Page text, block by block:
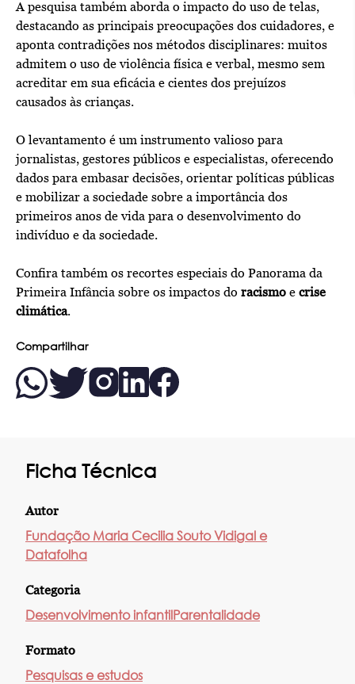
Ficha Técnica
Autor
Fundação Maria Cecilia Souto Vidigal e
Datafolha
Categoria
Desenvolvimento infantilParentalidade
Formato
Pesquisas e estudos
A pesquisa também aborda o impacto do uso de telas,
destacando as principais preocupações dos cuidadores, e
aponta contradições nos métodos disciplinares: muitos
admitem o uso de violência física e verbal, mesmo sem
acreditar em sua eficácia e cientes dos prejuízos
causados às crianças.
O levantamento é um instrumento valioso para
jornalistas, gestores públicos e especialistas, oferecendo
dados para embasar decisões, orientar políticas públicas
e mobilizar a sociedade sobre a importância dos
primeiros anos de vida para o desenvolvimento do
indivíduo e da sociedade.
Confira também os recortes especiais do Panorama da
Primeira Infância sobre os impactos do racismo e crise
climática.
Compartilhar